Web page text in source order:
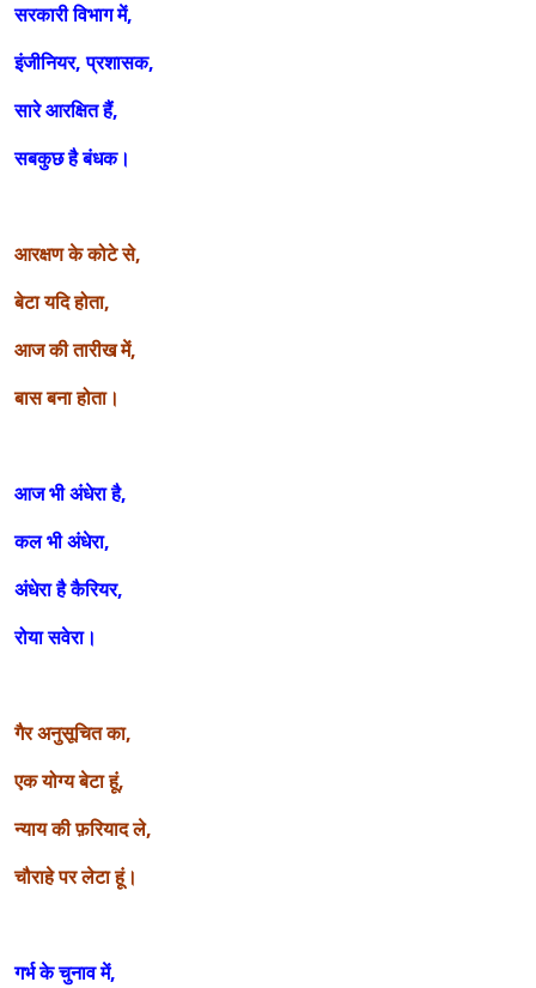
सरकारी विभाग में,
इंजीनियर, प्रशासक,
सारे आरक्षित हैं,
सबकुछ है बंधक।
आरक्षण के कोटे से,
बेटा यदि होता,
आज की तारीख में,
बास बना होता।
आज भी अंधेरा है,
कल भी अंधेरा,
अंधेरा है कैरियर,
रोया सवेरा।
गैर अनुसूचित का,
एक योग्य बेटा हूं,
न्याय की फ़रियाद ले,
चौराहे पर लेटा हूं।
गर्भ के चुनाव में,